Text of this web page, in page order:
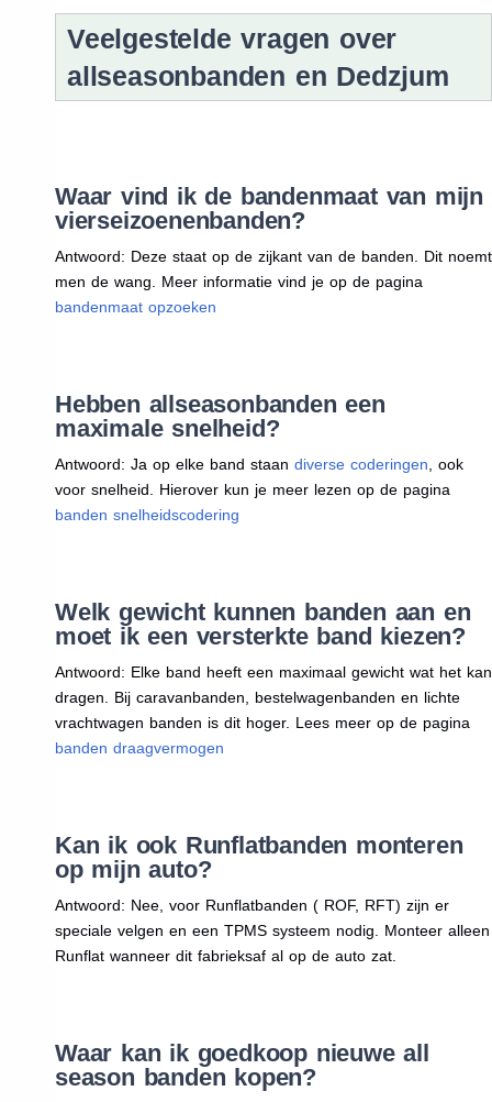
Veelgestelde vragen over
allseasonbanden en Dedzjum
Waar vind ik de bandenmaat van mijn
vierseizoenenbanden?
Antwoord: Deze staat op de zijkant van de banden. Dit noemt
men de wang. Meer informatie vind je op de pagina
bandenmaat opzoeken
Hebben allseasonbanden een
maximale snelheid?
Antwoord: Ja op elke band staan diverse coderingen , ook
voor snelheid. Hierover kun je meer lezen op de pagina
banden snelheidscodering
Welk gewicht kunnen banden aan en
moet ik een versterkte band kiezen?
Antwoord: Elke band heeft een maximaal gewicht wat het kan
dragen. Bij caravanbanden, bestelwagenbanden en lichte
vrachtwagen banden is dit hoger. Lees meer op de pagina
banden draagvermogen
Kan ik ook Runflatbanden monteren
op mijn auto?
Antwoord: Nee, voor Runflatbanden ( ROF, RFT) zijn er
speciale velgen en een TPMS systeem nodig. Monteer alleen
Runflat wanneer dit fabrieksaf al op de auto zat.
Waar kan ik goedkoop nieuwe all
season banden kopen?